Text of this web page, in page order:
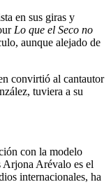
en sus giras y
Lo que el Seco no
aunque alejado de
convirtió al cantautor
tuviera a su
con la modelo
Arévalo es el
internacionales, ha